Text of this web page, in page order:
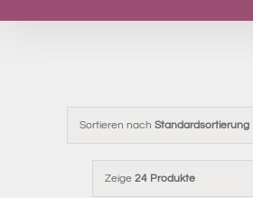
Sortieren nach Standardsortierung
Zeige 24 Produkte